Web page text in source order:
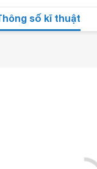
số kĩ thuật